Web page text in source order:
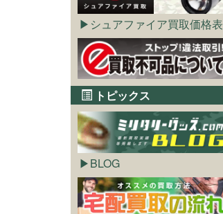
シュアファイア買取価格表
トピックス
BLOG